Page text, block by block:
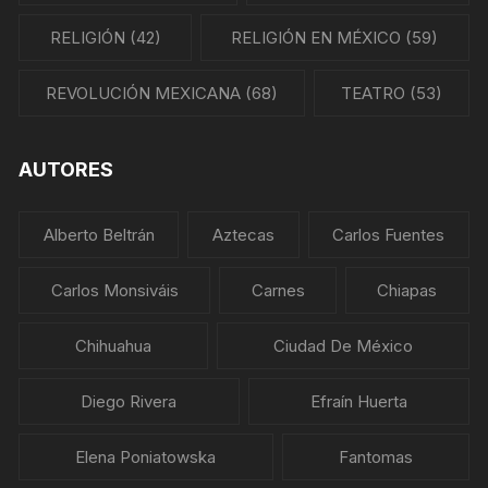
RELIGIÓN (42) RELIGIÓN EN MÉXICO (59)
REVOLUCIÓN MEXICANA (68) TEATRO (53)
AUTORES
Alberto Beltrán Aztecas Carlos Fuentes
Carlos Monsiváis Carnes Chiapas
Chihuahua Ciudad De México
Diego Rivera Efraín Huerta
Elena Poniatowska Fantomas